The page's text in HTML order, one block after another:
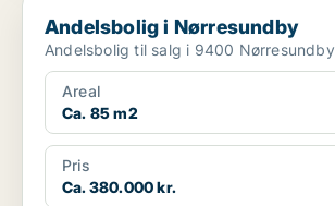
Andelsbolig i Nørresundby
Andelsbolig til salg i 9400 Nørresundby
Areal
Ca. 85 m2
Pris
Ca. 380.000 kr.